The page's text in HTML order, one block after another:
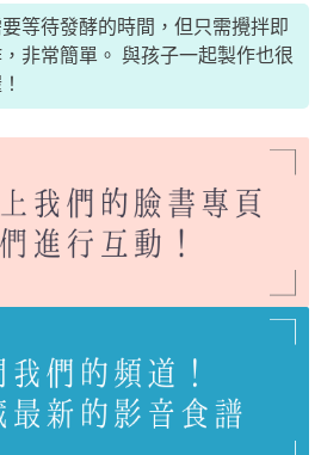
等待發酵的時間，但只需攪拌即
非常簡單。 與孩子一起製作也很